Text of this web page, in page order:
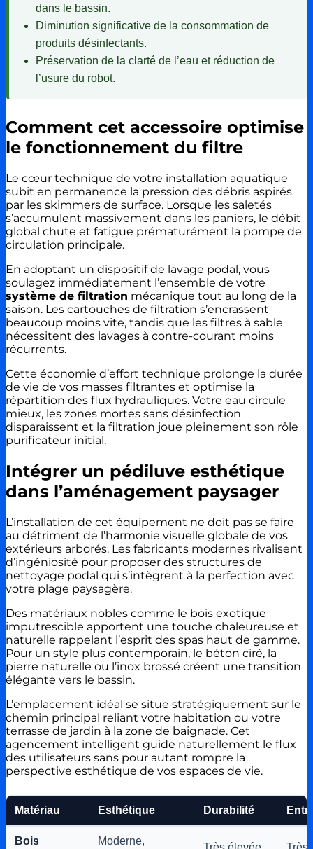
dans le bassin.
Diminution significative de la consommation de
produits désinfectants.
Préservation de la clarté de l’eau et réduction de
l’usure du robot.
Comment cet accessoire optimise
le fonctionnement du filtre
Le cœur technique de votre installation aquatique
subit en permanence la pression des débris aspirés
par les skimmers de surface. Lorsque les saletés
s’accumulent massivement dans les paniers, le débit
global chute et fatigue prématurément la pompe de
circulation principale.
En adoptant un dispositif de lavage podal, vous
soulagez immédiatement l’ensemble de votre
système de filtration mécanique tout au long de la
saison. Les cartouches de filtration s’encrassent
beaucoup moins vite, tandis que les filtres à sable
nécessitent des lavages à contre-courant moins
récurrents.
Cette économie d’effort technique prolonge la durée
de vie de vos masses filtrantes et optimise la
répartition des flux hydrauliques. Votre eau circule
mieux, les zones mortes sans désinfection
disparaissent et la filtration joue pleinement son rôle
purificateur initial.
Intégrer un pédiluve esthétique
dans l’aménagement paysager
L’installation de cet équipement ne doit pas se faire
au détriment de l’harmonie visuelle globale de vos
extérieurs arborés. Les fabricants modernes rivalisent
d’ingéniosité pour proposer des structures de
nettoyage podal qui s’intègrent à la perfection avec
votre plage paysagère.
Des matériaux nobles comme le bois exotique
imputrescible apportent une touche chaleureuse et
naturelle rappelant l’esprit des spas haut de gamme.
Pour un style plus contemporain, le béton ciré, la
pierre naturelle ou l’inox brossé créent une transition
élégante vers le bassin.
L’emplacement idéal se situe stratégiquement sur le
chemin principal reliant votre habitation ou votre
terrasse de jardin à la zone de baignade. Cet
agencement intelligent guide naturellement le flux
des utilisateurs sans pour autant rompre la
perspective esthétique de vos espaces de vie.
Matériau Esthétique Durabilité
Bois
Moderne,